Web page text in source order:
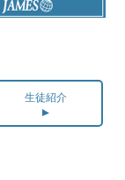
生徒紹介